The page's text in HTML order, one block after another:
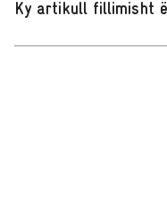
Ky artikull fillimisht